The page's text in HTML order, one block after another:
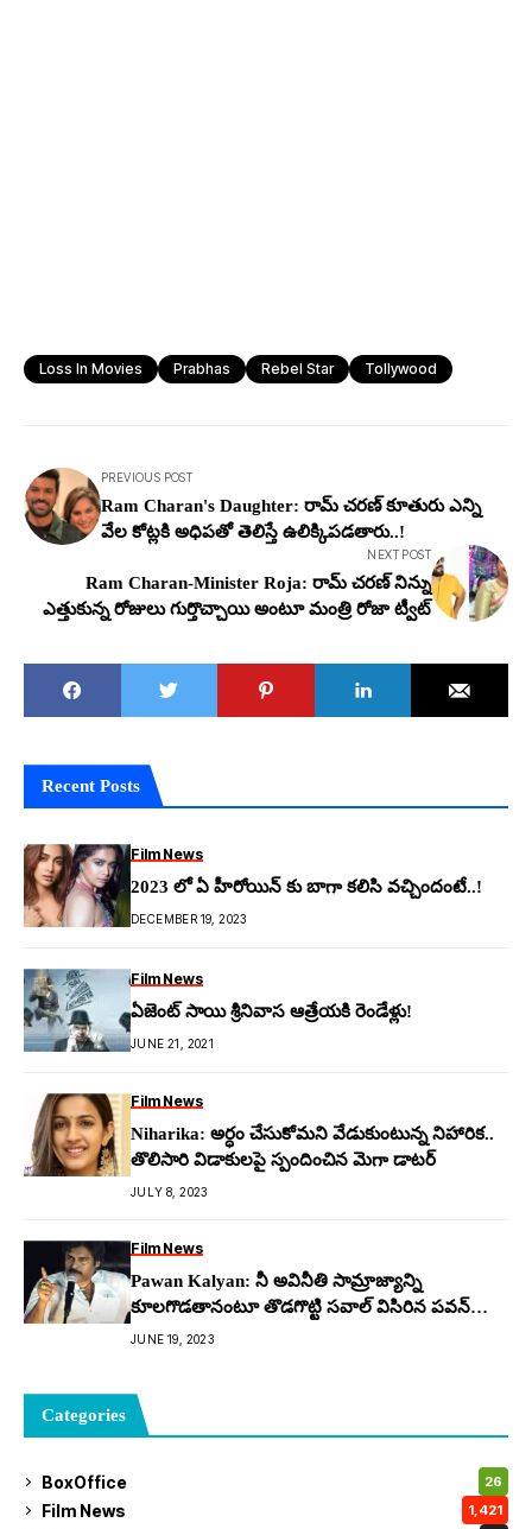
Loss In Movies Prabhas Rebel Star Tollywood
PREVIOUS POST
Ram Charan's Daughter: రామ్ చ‌ర‌ణ్ కూతురు ఎన్ని
వేల కోట్ల‌కి అధిప‌తో తెలిస్తే ఉలిక్కిప‌డ‌తారు..!
NEXT POST
Ram Charan-Minister Roja: రామ్ చ‌ర‌ణ్ నిన్ను
ఎత్తుకున్న రోజులు గుర్తొచ్చాయి అంటూ మంత్రి రోజా ట్వీట్
Recent Posts
Film News
2023 లో ఏ హీరోయిన్ కు బాగా కలిసి వచ్చిందంటే..!
DECEMBER 19, 2023
Film News
ఏజెంట్ సాయి శ్రీనివాస ఆత్రేయకి రెండేళ్లు!
JUNE 21, 2021
Film News
Niharika: అర్ధం చేసుకోమ‌ని వేడుకుంటున్న నిహారిక‌..
తొలిసారి విడాకుల‌పై స్పందించిన మెగా డాట‌ర్
JULY 8, 2023
Film News
Pawan Kalyan: నీ అవినీతి సామ్రాజ్యాన్ని
కూలగొడతానంటూ తొడగొట్టి సవాల్ విసిరిన పవన్
కళ్యాణ్
JUNE 19, 2023
Categories
BoxOffice 26
Film News 1,421